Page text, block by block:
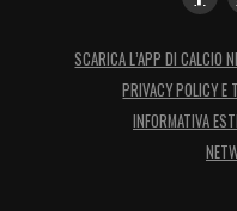
SCARICA L’APP DI CALCIO
PRIVACY POLICY E
INFORMATIVA